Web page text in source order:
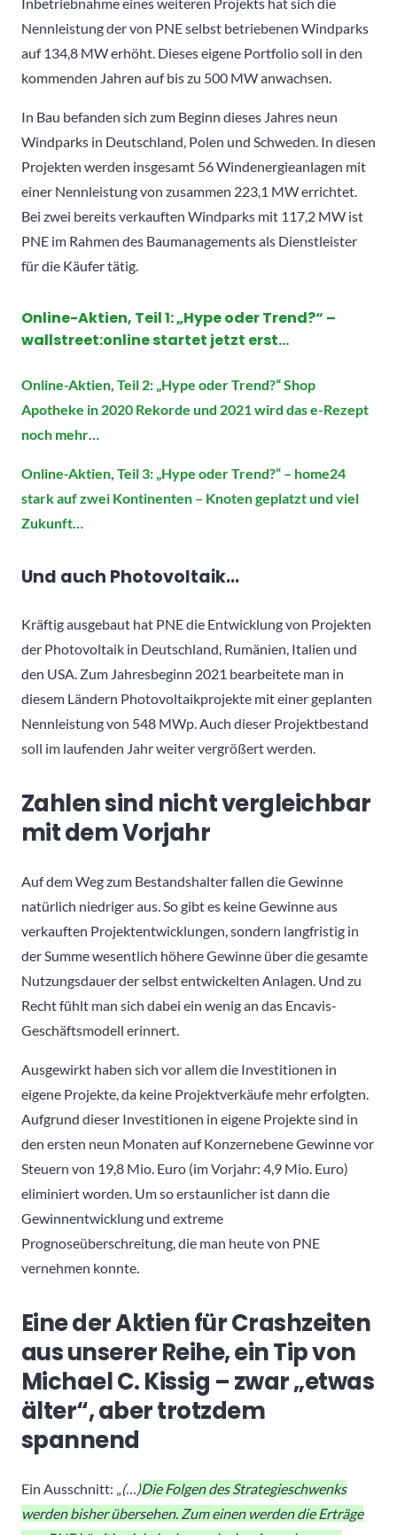
Nennleistung der von PNE selbst betriebenen Windparks
auf 134,8 MW erhöht. Dieses eigene Portfolio soll in den
kommenden Jahren auf bis zu 500 MW anwachsen.
In Bau befanden sich zum Beginn dieses Jahres neun
Windparks in Deutschland, Polen und Schweden. In diesen
Projekten werden insgesamt 56 Windenergieanlagen mit
einer Nennleistung von zusammen 223,1 MW errichtet.
Bei zwei bereits verkauften Windparks mit 117,2 MW ist
PNE im Rahmen des Baumanagements als Dienstleister
für die Käufer tätig.
Online-Aktien, Teil 1: „Hype oder Trend?“ –
wallstreet:online startet jetzt erst…
Online-Aktien, Teil 2: „Hype oder Trend?“ Shop
Apotheke in 2020 Rekorde und 2021 wird das e-Rezept
noch mehr…
Online-Aktien, Teil 3: „Hype oder Trend?“ – home24
stark auf zwei Kontinenten – Knoten geplatzt und viel
Zukunft…
Und auch Photovoltaik…
Kräftig ausgebaut hat PNE die Entwicklung von Projekten
der Photovoltaik in Deutschland, Rumänien, Italien und
den USA. Zum Jahresbeginn 2021 bearbeitete man in
diesem Ländern Photovoltaikprojekte mit einer geplanten
Nennleistung von 548 MWp. Auch dieser Projektbestand
soll im laufenden Jahr weiter vergrößert werden.
Zahlen sind nicht vergleichbar
mit dem Vorjahr
Auf dem Weg zum Bestandshalter fallen die Gewinne
natürlich niedriger aus. So gibt es keine Gewinne aus
verkauften Projektentwicklungen, sondern langfristig in
der Summe wesentlich höhere Gewinne über die gesamte
Nutzungsdauer der selbst entwickelten Anlagen. Und zu
Recht fühlt man sich dabei ein wenig an das Encavis-
Geschäftsmodell erinnert.
Ausgewirkt haben sich vor allem die Investitionen in
eigene Projekte, da keine Projektverkäufe mehr erfolgten.
Aufgrund dieser Investitionen in eigene Projekte sind in
den ersten neun Monaten auf Konzernebene Gewinne vor
Steuern von 19,8 Mio. Euro (im Vorjahr: 4,9 Mio. Euro)
eliminiert worden. Um so erstaunlicher ist dann die
Gewinnentwicklung und extreme
Prognoseüberschreitung, die man heute von PNE
vernehmen konnte.
Eine der Aktien für Crashzeiten
aus unserer Reihe, ein Tip von
Michael C. Kissig – zwar „etwas
älter“, aber trotzdem
spannend
Ein Ausschnitt: „(…)Die Folgen des Strategieschwenks
werden bisher übersehen. Zum einen werden die Erträge